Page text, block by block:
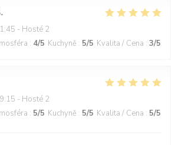
- Hosté 2
: 4/5 Kuchyně : 5/5 Kvalita / Cena : 3/5
- Hosté 2
: 5/5 Kuchyně : 5/5 Kvalita / Cena : 5/5